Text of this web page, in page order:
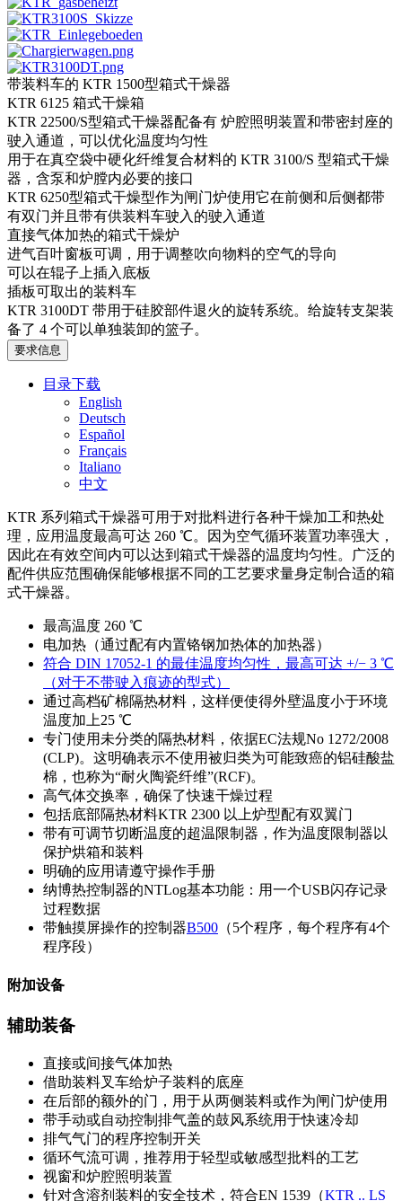
带装料车的 KTR 1500型箱式干燥器
KTR 6125 箱式干燥箱
KTR 22500/S型箱式干燥器配备有 炉腔照明装置和带密封座的
驶入通道，可以优化温度均匀性
用于在真空袋中硬化纤维复合材料的 KTR 3100/S 型箱式干燥
器，含泵和炉膛内必要的接口
KTR 6250型箱式干燥型作为闸门炉使用它在前侧和后侧都带
有双门并且带有供装料车驶入的驶入通道
直接气体加热的箱式干燥炉
进气百叶窗板可调，用于调整吹向物料的空气的导向
可以在辊子上插入底板
插板可取出的装料车
KTR 3100DT 带用于硅胶部件退火的旋转系统。给旋转支架装
备了 4 个可以单独装卸的篮子。
要求信息
目录下载
English
Deutsch
Español
Français
Italiano
中文
KTR 系列箱式干燥器可用于对批料进行各种干燥加工和热处
理，应用温度最高可达 260 ℃。因为空气循环装置功率强大，
因此在有效空间内可以达到箱式干燥器的温度均匀性。广泛的
配件供应范围确保能够根据不同的工艺要求量身定制合适的箱
式干燥器。
最高温度 260 ℃
电加热（通过配有内置铬钢加热体的加热器）
符合 DIN 17052-1 的最佳温度均匀性，最高可达 +/− 3 ℃
（对于不带驶入痕迹的型式）
通过高档矿棉隔热材料，这样便使得外壁温度小于环境
温度加上25 ℃
专门使用未分类的隔热材料，依据EC法规No 1272/2008
(CLP)。这明确表示不使用被归类为可能致癌的铝硅酸盐
棉，也称为“耐火陶瓷纤维”(RCF)。
高气体交换率，确保了快速干燥过程
包括底部隔热材料KTR 2300 以上炉型配有双翼门
带有可调节切断温度的超温限制器，作为温度限制器以
保护烘箱和装料
明确的应用请遵守操作手册
纳博热控制器的NTLog基本功能：用一个USB闪存记录
过程数据
带触摸屏操作的控制器B500 （5个程序，每个程序有4个
程序段）
附加设备
辅助装备
直接或间接气体加热
借助装料叉车给炉子装料的底座
在后部的额外的门，用于从两侧装料或作为闸门炉使用
带手动或自动控制排气盖的鼓风系统用于快速冷却
排气气门的程序控制开关
循环气流可调，推荐用于轻型或敏感型批料的工艺
视窗和炉腔照明装置
针对含溶剂装料的安全技术，符合EN 1539（KTR .. LS